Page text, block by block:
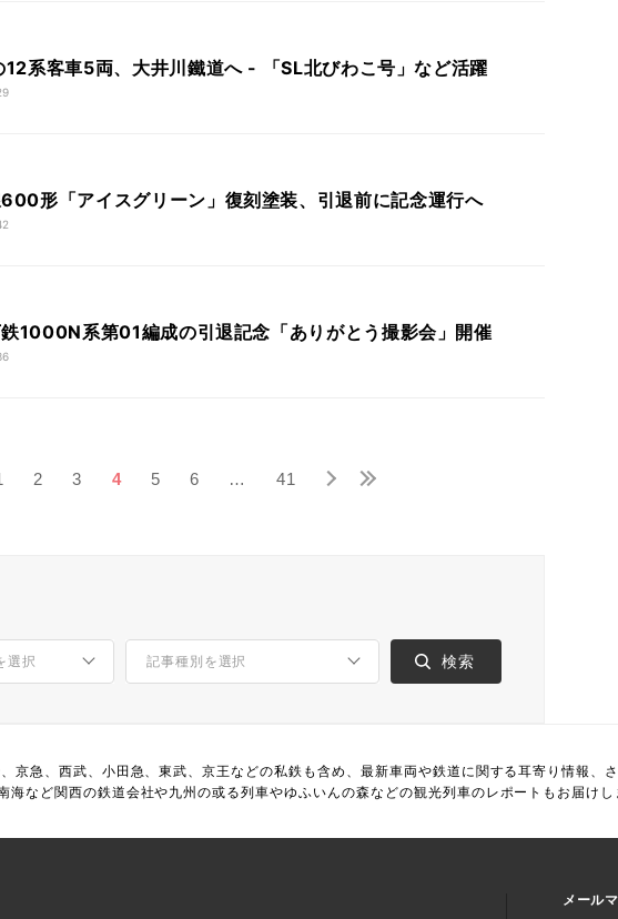
12系客車5両、大井川鐵道へ - 「SL北びわこ号」など活躍
形「アイスグリーン」復刻塗装、引退前に記念運行へ
1000N系第01編成の引退記念「ありがとう撮影会」開催
2 3 4 5 6 … 41
京急、西武、小田急、東武、京王などの私鉄も含め、最新車両や鉄道に関する耳寄り情報、
海など関西の鉄道会社や九州の或る列車やゆふいんの森などの観光列車のレポートもお届けし
メール